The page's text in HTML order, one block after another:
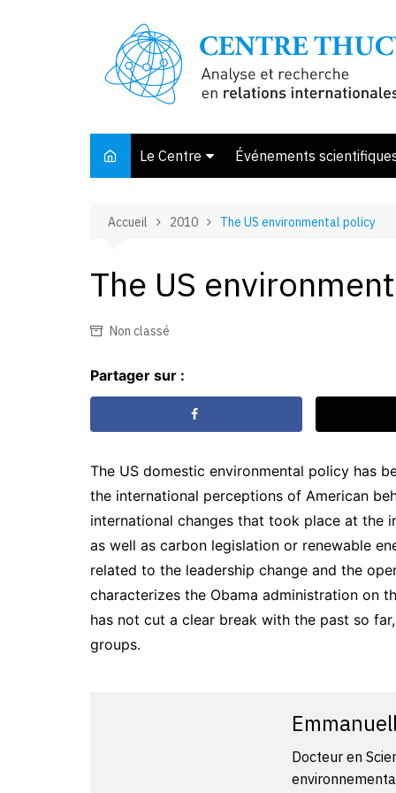
Le Centre
Membres et associés
Bibliothèque
Événements
Accueil 2010 The US environmental policy
The US
Non classé
Partager sur :
The US domestic environmental policy has
the international perceptions of American
international changes that took place at the
as well as carbon legislation or renewable
related to the leadership change and the
characterizes the Obama administration on
has not cut a clear break with the past so
groups.
Docteur en